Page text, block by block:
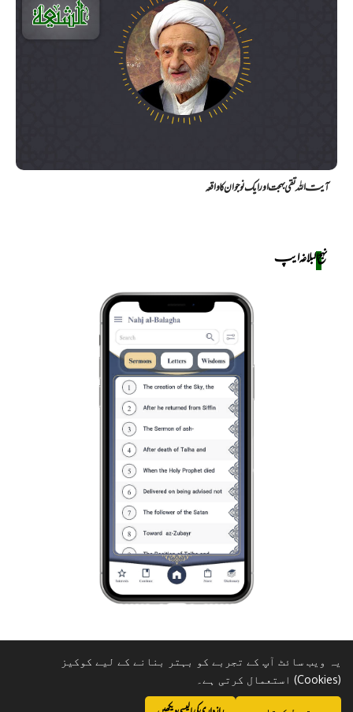
آیت اللہ تقی بہجت اور ایک نوجوان کا واقعہ
نهج البلاغه ایپ
یہ ویب سائٹ آپ کے تجربے کو بہتر بنانے کے لیے کوکیز
(Cookies) استعمال کرتی ہے۔